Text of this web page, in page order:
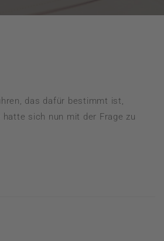
das dafür bestimmt ist,
hatte sich nun mit der Frage zu